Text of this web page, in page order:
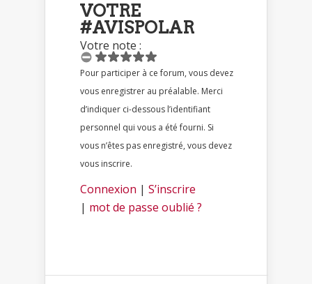
VOTRE
#AVISPOLAR
Votre note :
Pour participer à ce forum, vous devez
vous enregistrer au préalable. Merci
d’indiquer ci-dessous l’identifiant
personnel qui vous a été fourni. Si
vous n’êtes pas enregistré, vous devez
vous inscrire.
Connexion | S’inscrire
| mot de passe oublié ?